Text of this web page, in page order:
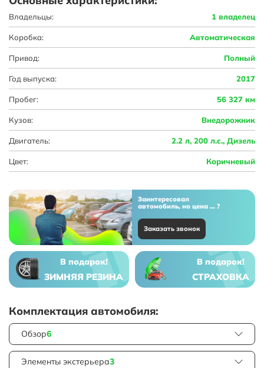
Владельцы: 1 владелец
Коробка: Автоматическая
Привод: Полный
Год выпуска: 2017
Пробег: 56 327 км
Кузов: Внедорожник
Двигатель: 2.2 л, 200 л.с., Дизель
Цвет: Коричневый
Заинтересовал
автомобиль, но цена ... ?
Заказать звонок
В подарок!
ЗИМНЯЯ РЕЗИНА
В подарок!
СТРАХОВКА
Комплектация автомобиля:
Обзор6
Элементы экстерьера3